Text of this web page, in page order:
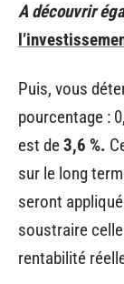
A découvrir
Puis, vous
pourcentage :
est de3,6 %.
sur le long
seront
soustraire
rentabilité